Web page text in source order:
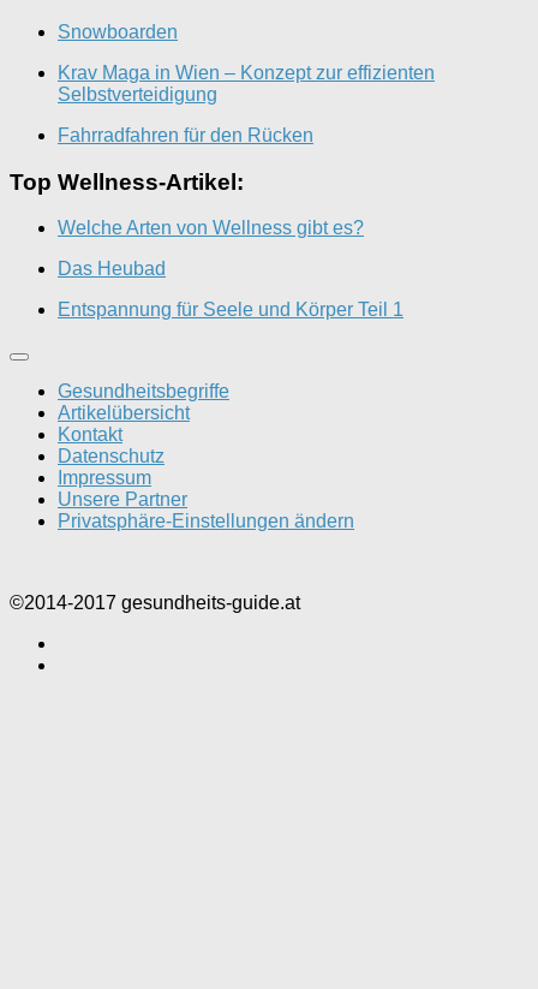
Snowboarden
Krav Maga in Wien – Konzept zur effizienten
Selbstverteidigung
Fahrradfahren für den Rücken
Top Wellness-Artikel:
Welche Arten von Wellness gibt es?
Das Heubad
Entspannung für Seele und Körper Teil 1
Gesundheitsbegriffe
Artikelübersicht
Kontakt
Datenschutz
Impressum
Unsere Partner
Privatsphäre-Einstellungen ändern
©2014-2017 gesundheits-guide.at